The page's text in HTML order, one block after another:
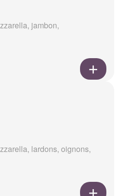
jambon,
lardons, oignons,